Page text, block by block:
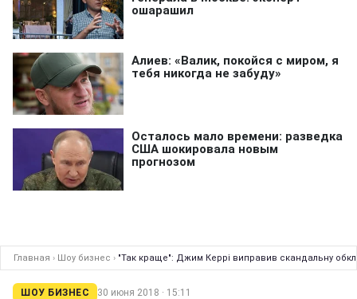
Главная › Шоу бизнес › "Так краще": Джим Керрі виправив скандальну
ШОУ БИЗНЕС 30 июня 2018 · 15:11